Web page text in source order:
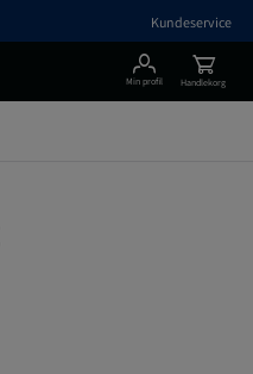
Kundeservice
Min profil Handlekorg